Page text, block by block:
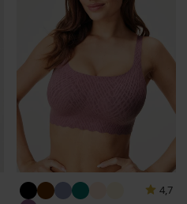
4,7